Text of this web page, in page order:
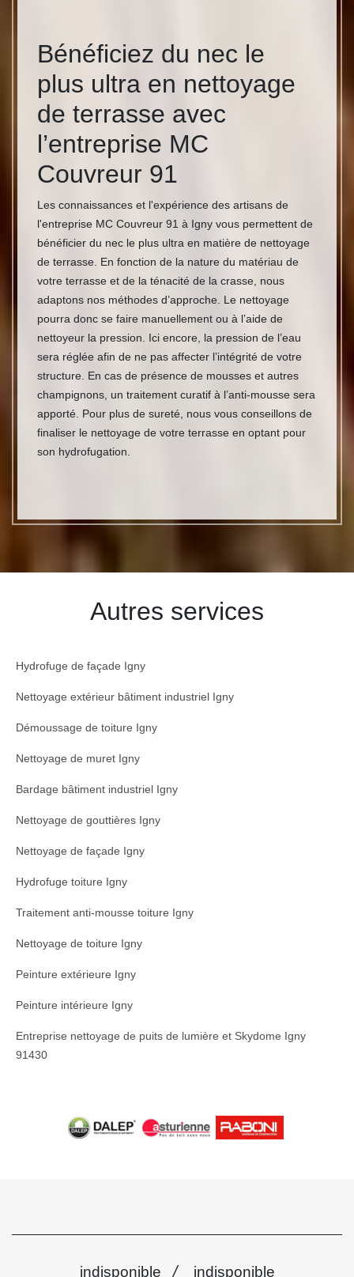
Bénéficiez du nec le
plus ultra en nettoyage
de terrasse avec
l’entreprise MC
Couvreur 91
Les connaissances et l'expérience des artisans de
l'entreprise MC Couvreur 91 à Igny vous permettent de
bénéficier du nec le plus ultra en matière de nettoyage
de terrasse. En fonction de la nature du matériau de
votre terrasse et de la ténacité de la crasse, nous
adaptons nos méthodes d’approche. Le nettoyage
pourra donc se faire manuellement ou à l’aide de
nettoyeur la pression. Ici encore, la pression de l’eau
sera réglée afin de ne pas affecter l’intégrité de votre
structure. En cas de présence de mousses et autres
champignons, un traitement curatif à l’anti-mousse sera
apporté. Pour plus de sureté, nous vous conseillons de
finaliser le nettoyage de votre terrasse en optant pour
son hydrofugation.
Autres services
Hydrofuge de façade Igny
Nettoyage extérieur bâtiment industriel Igny
Démoussage de toiture Igny
Nettoyage de muret Igny
Bardage bâtiment industriel Igny
Nettoyage de gouttières Igny
Nettoyage de façade Igny
Hydrofuge toiture Igny
Traitement anti-mousse toiture Igny
Nettoyage de toiture Igny
Peinture extérieure Igny
Peinture intérieure Igny
Entreprise nettoyage de puits de lumière et Skydome Igny
91430
indisponible / indisponible